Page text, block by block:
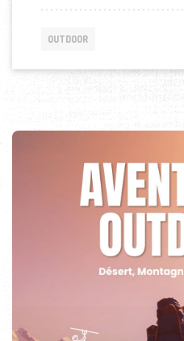
OUTDOOR